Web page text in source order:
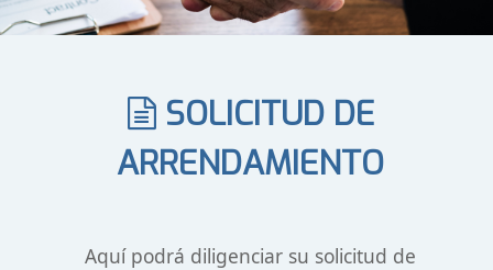
SOLICITUD DE
ARRENDAMIENTO
Aquí podrá diligenciar su solicitud de